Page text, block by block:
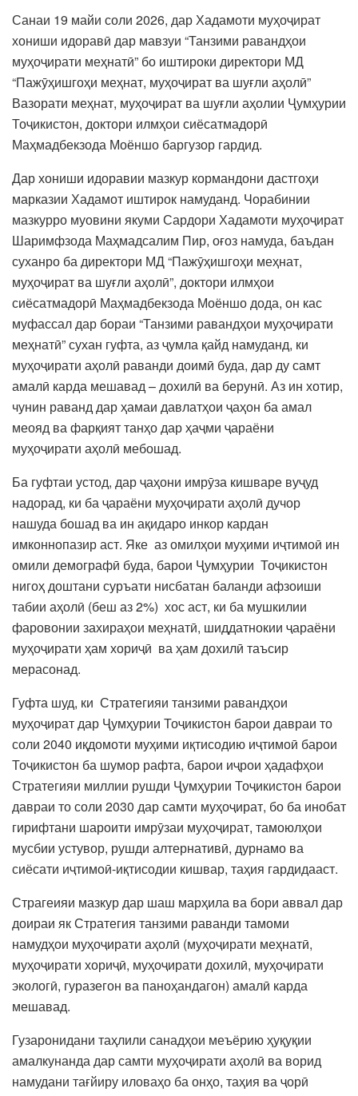
Санаи 19 майи соли 2026, дар Хадамоти муҳоҷират
хониши идоравӣ дар мавзуи “Танзими равандҳои
муҳоҷирати меҳнатӣ” бо иштироки директори МД
“Пажӯҳишгоҳи меҳнат, муҳоҷират ва шуғли аҳолӣ”
Вазорати меҳнат, муҳоҷират ва шуғли аҳолии Ҷумҳурии
Тоҷикистон, доктори илмҳои сиёсатмадорӣ
Маҳмадбекзода Моёншо баргузор гардид.
Дар хониши идоравии мазкур кормандони дастгоҳи
марказии Хадамот иштирок намуданд. Чорабинии
мазкурро муовини якуми Сардори Хадамоти муҳоҷират
Шаримфзода Маҳмадсалим Пир, оғоз намуда, баъдан
суханро ба директори МД “Пажӯҳишгоҳи меҳнат,
муҳоҷират ва шуғли аҳолӣ”, доктори илмҳои
сиёсатмадорӣ Маҳмадбекзода Моёншо дода, он кас
муфассал дар бораи “Танзими равандҳои муҳоҷирати
меҳнатӣ” сухан гуфта, аз ҷумла қайд намуданд, ки
муҳоҷирати аҳолӣ раванди доимӣ буда, дар ду самт
амалӣ карда мешавад – дохилӣ ва берунӣ. Аз ин хотир,
чунин раванд дар ҳамаи давлатҳои ҷаҳон ба амал
меояд ва фарқият танҳо дар ҳаҷми ҷараёни
муҳоҷирати аҳолӣ мебошад.
Ба гуфтаи устод, дар ҷаҳони имрӯза кишваре вуҷуд
надорад, ки ба ҷараёни муҳоҷирати аҳолӣ дучор
нашуда бошад ва ин ақидаро инкор кардан
имконнопазир аст. Яке аз омилҳои муҳими иҷтимоӣ ин
омили демографӣ буда, барои Ҷумҳурии Тоҷикистон
нигоҳ доштани суръати нисбатан баланди афзоиши
табии аҳолӣ (беш аз 2%) хос аст, ки ба мушкилии
фаровонии захираҳои меҳнатӣ, шиддатнокии ҷараёни
муҳоҷирати ҳам хориҷӣ ва ҳам дохилӣ таъсир
мерасонад.
Гуфта шуд, ки Стратегияи танзими равандҳои
муҳоҷират дар Ҷумҳурии Тоҷикистон барои давраи то
соли 2040 иқдомоти муҳими иқтисодию иҷтимоӣ барои
Тоҷикистон ба шумор рафта, барои иҷрои ҳадафҳои
Стратегияи миллии рушди Ҷумҳурии Тоҷикистон барои
давраи то соли 2030 дар самти муҳоҷират, бо ба инобат
гирифтани шароити имрӯзаи муҳоҷират, тамоюлҳои
мусбии устувор, рушди алтернативӣ, дурнамо ва
сиёсати иҷтимоӣ-иқтисодии кишвар, таҳия гардидааст.
Страгеияи мазкур дар шаш марҳила ва бори аввал дар
доираи як Стратегия танзими раванди тамоми
намудҳои муҳоҷирати аҳолӣ (муҳоҷирати меҳнатӣ,
муҳоҷирати хориҷӣ, муҳоҷирати дохилӣ, муҳоҷирати
экологӣ, гуразегон ва паноҳандагон) амалӣ карда
мешавад.
Гузаронидани таҳлили санадҳои меъёрию ҳуқуқии
амалкунанда дар самти муҳоҷирати аҳолӣ ва ворид
намудани тағйиру иловаҳо ба онҳо, таҳия ва ҷорӣ